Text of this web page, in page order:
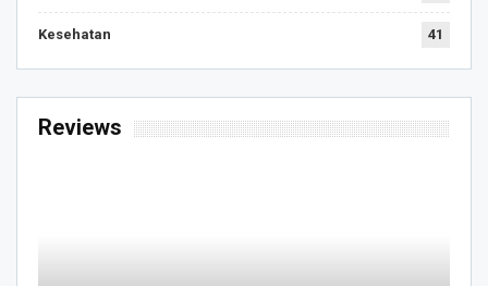
Kesehatan 41
Reviews